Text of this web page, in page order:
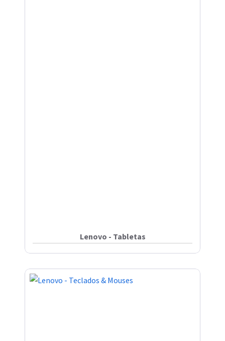
Lenovo - Tabletas